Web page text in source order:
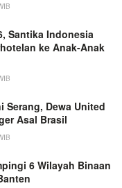
Santika Indonesia
ke Anak-Anak
Serang, Dewa United
Asal Brasil
6 Wilayah Binaan